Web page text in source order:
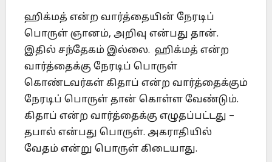
ஹிக்மத் என்ற வார்த்தையின் நேரடிப்
பொருள் ஞானம், அறிவு என்பது தான்.
இதில் சந்தேகம் இல்லை. ஹிக்மத் என்ற
வார்த்தைக்கு நேரடிப் பொருள்
கொண்டவர்கள் கிதாப் என்ற வார்த்தைக்கும்
நேரடிப் பொருள் தான் கொள்ள வேண்டும்.
கிதாப் என்ற வார்த்தைக்கு எழுதப்பட்டது –
தபால் என்பது பொருள். அகராதியில்
வேதம் என்று பொருள் கிடையாது.